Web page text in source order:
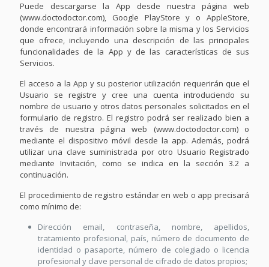
Puede descargarse la App desde nuestra página web
(www.doctodoctor.com), Google PlayStore y o AppleStore,
donde encontrará información sobre la misma y los Servicios
que ofrece, incluyendo una descripción de las principales
funcionalidades de la App y de las características de sus
Servicios.
El acceso a la App y su posterior utilización requerirán que el
Usuario se registre y cree una cuenta introduciendo su
nombre de usuario y otros datos personales solicitados en el
formulario de registro. El registro podrá ser realizado bien a
través de nuestra página web (www.doctodoctor.com) o
mediante el dispositivo móvil desde la app. Además, podrá
utilizar una clave suministrada por otro Usuario Registrado
mediante Invitación, como se indica en la sección 3.2 a
continuación.
El procedimiento de registro estándar en web o app precisará
como mínimo de:
Dirección email, contraseña, nombre, apellidos,
tratamiento profesional, país, número de documento de
identidad o pasaporte, número de colegiado o licencia
profesional y clave personal de cifrado de datos propios;